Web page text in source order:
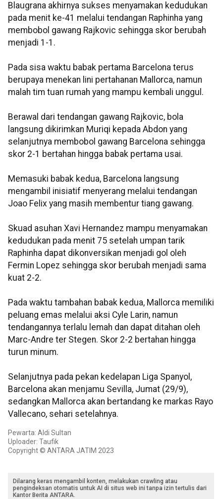
Blaugrana akhirnya sukses menyamakan kedudukan
pada menit ke-41 melalui tendangan Raphinha yang
membobol gawang Rajkovic sehingga skor berubah
menjadi 1-1.
Pada sisa waktu babak pertama Barcelona terus
berupaya menekan lini pertahanan Mallorca, namun
malah tim tuan rumah yang mampu kembali unggul.
Berawal dari tendangan gawang Rajkovic, bola
langsung dikirimkan Muriqi kepada Abdon yang
selanjutnya membobol gawang Barcelona sehingga
skor 2-1 bertahan hingga babak pertama usai.
Memasuki babak kedua, Barcelona langsung
mengambil inisiatif menyerang melalui tendangan
Joao Felix yang masih membentur tiang gawang.
Skuad asuhan Xavi Hernandez mampu menyamakan
kedudukan pada menit 75 setelah umpan tarik
Raphinha dapat dikonversikan menjadi gol oleh
Fermin Lopez sehingga skor berubah menjadi sama
kuat 2-2.
Pada waktu tambahan babak kedua, Mallorca memiliki
peluang emas melalui aksi Cyle Larin, namun
tendangannya terlalu lemah dan dapat ditahan oleh
Marc-Andre ter Stegen. Skor 2-2 bertahan hingga
turun minum.
Selanjutnya pada pekan kedelapan Liga Spanyol,
Barcelona akan menjamu Sevilla, Jumat (29/9),
sedangkan Mallorca akan bertandang ke markas Rayo
Vallecano, sehari setelahnya.
Pewarta: Aldi Sultan
Uploader: Taufik
Copyright © ANTARA JATIM 2023
Dilarang keras mengambil konten, melakukan crawling atau
pengindeksan otomatis untuk AI di situs web ini tanpa izin tertulis dari
Kantor Berita ANTARA.